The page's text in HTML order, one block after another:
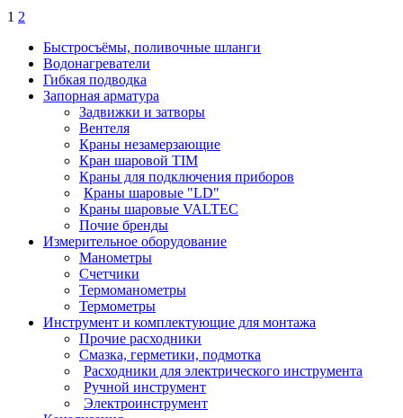
1 2
Быстросъёмы, поливочные шланги
Водонагреватели
Гибкая подводка
Запорная арматура
Задвижки и затворы
Вентеля
Краны незамерзающие
Кран шаровой TIM
Краны для подключения приборов
Краны шаровые "LD"
Краны шаровые VALTEC
Почие бренды
Измерительное оборудование
Манометры
Счетчики
Термоманометры
Термометры
Инструмент и комплектующие для монтажа
Прочие расходники
Смазка, герметики, подмотка
Расходники для электрического инструмента
Ручной инструмент
Электроинструмент